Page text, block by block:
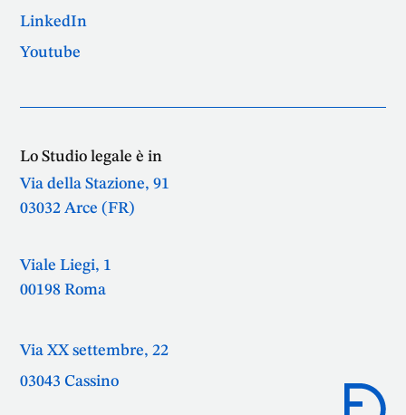
LinkedIn
Youtube
Lo Studio legale è in
Via della Stazione, 91
03032 Arce (FR)
Viale Liegi, 1
00198 Roma
Via XX settembre, 22
03043 Cassino